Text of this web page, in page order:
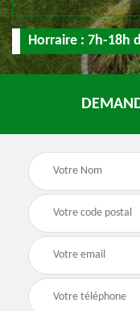
Horraire : 7h-18h